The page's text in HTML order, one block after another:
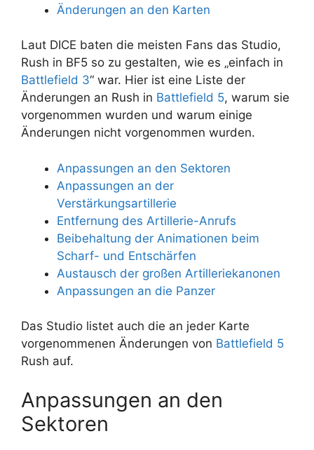
Änderungen an den Karten
Laut DICE baten die meisten Fans das Studio,
Rush in BF5 so zu gestalten, wie es „einfach in
Battlefield 3“ war. Hier ist eine Liste der
Änderungen an Rush in Battlefield 5, warum sie
vorgenommen wurden und warum einige
Änderungen nicht vorgenommen wurden.
Anpassungen an den Sektoren
Anpassungen an der
Verstärkungsartillerie
Entfernung des Artillerie-Anrufs
Beibehaltung der Animationen beim
Scharf- und Entschärfen
Austausch der großen Artilleriekanonen
Anpassungen an die Panzer
Das Studio listet auch die an jeder Karte
vorgenommenen Änderungen von Battlefield 5
Rush auf.
Anpassungen an den
Sektoren